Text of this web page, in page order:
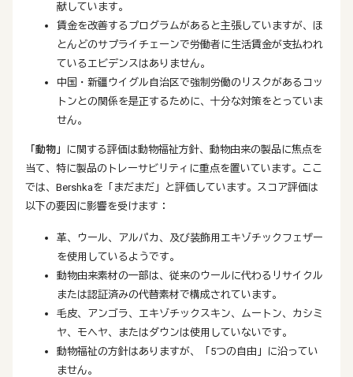
献しています。
賃金を改善するプログラムがあると主張していますが、ほ
とんどのサプライチェーンで労働者に生活賃金が支払われ
ているエビデンスはありません。
中国・新疆ウイグル自治区で強制労働のリスクがあるコッ
トンとの関係を是正するために、十分な対策をとっていま
せん。
「動物」
に関する評価は動物福祉方針、動物由来の製品に焦点を
当て、特に製品のトレーサビリティに重点を置いています。ここ
では、Bershkaを「まだまだ」と評価しています。スコア評価は
以下の要因に影響を受けます：
革、ウール、アルパカ、及び装飾用エキゾチックフェザー
を使用しているようです。
動物由来素材の一部は、従来のウールに代わるリサイクル
または認証済みの代替素材で構成されています。
毛皮、アンゴラ、エキゾチックスキン、ムートン、カシミ
ヤ、モヘヤ、またはダウンは使用していないです。
動物福祉の方針はありますが、「5つの自由」に沿ってい
ません。